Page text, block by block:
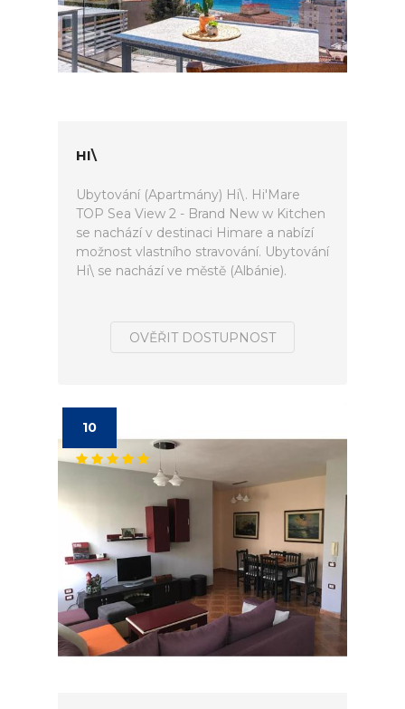
HI\
Ubytování (Apartmány) Hi\. Hi'Mare
TOP Sea View 2 - Brand New w Kitchen
se nachází v destinaci Himare a nabízí
možnost vlastního stravování. Ubytování
Hi\ se nachází ve městě (Albánie).
OVĚŘIT DOSTUPNOST
10